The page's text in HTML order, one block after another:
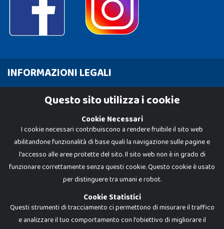
INFORMAZIONI LEGALI
Cookie PolicyQuesto sito utilizza i cookie
Cookie Necessari
I cookie necessari contribuiscono a rendere fruibile il sito web
abilitandone funzionalità di base quali la navigazione sulle pagine e
l'accesso alle aree protette del sito. Il sito web non è in grado di
funzionare correttamente senza questi cookie. Questo cookie è usato
per distinguere tra umani e robot.
Cookie Statistici
Questi strumenti di tracciamento ci permettono di misurare il traffico
e analizzare il tuo comportamento con l'obiettivo di migliorare il